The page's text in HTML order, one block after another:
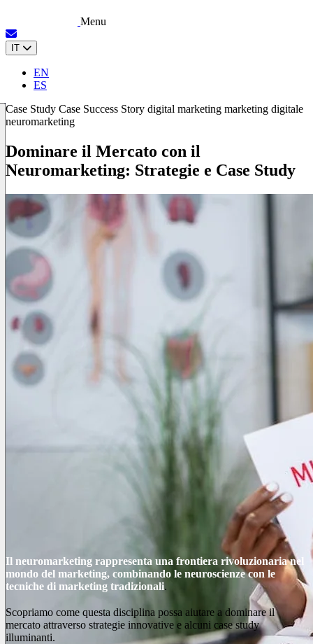
Menu
IT
EN
ES
Case Study Case Success Story digital marketing marketing digitale
neuromarketing
Dominare il Mercato con il
Neuromarketing: Strategie e Case Study
Il neuromarketing rappresenta una frontiera rivoluzionaria nel
mondo del marketing, combinando le neuroscienze con le
tecniche di marketing tradizionali.
Scopriamo come questa disciplina possa aiutare a dominare il
mercato attraverso strategie innovative e alcuni case study
illuminanti.